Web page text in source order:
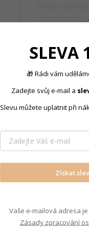
Produkt
Řetízky -
SLEVA
🎁 Rádi vám
Zadejte svůj e-mail a
Slevu můžete uplatnit při
Získat
Vaše e-mailová adresa
Zásady zpracování